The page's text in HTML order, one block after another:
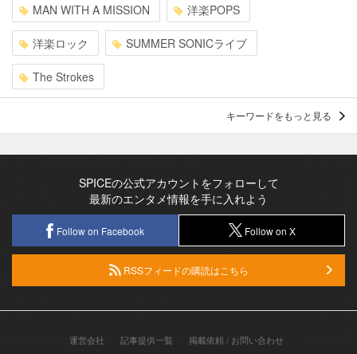
MAN WITH A MISSION 洋楽POPS
洋楽ロック SUMMER SONICライブ
The Strokes
キーワードをもっと見る
SPICEの公式アカウントをフォローして
最新のエンタメ情報を手に入れよう
Follow on Facebook Follow on X
RSSフィードの購読はこちら
運営会社 記事提供一覧 掲載依頼 / お問い合わせ